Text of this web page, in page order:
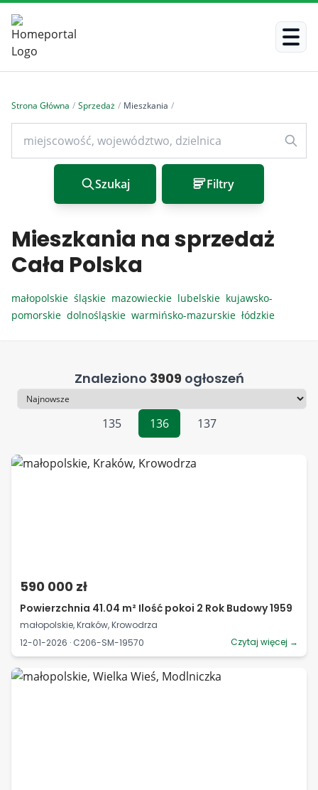
Strona Główna / Sprzedaż / Mieszkania /
Szukaj Filtry
Mieszkania na sprzedaż
Cała Polska
małopolskie śląskie mazowieckie lubelskie kujawsko-
pomorskie dolnośląskie warmińsko-mazurskie łódzkie
Znaleziono 3909 ogłoszeń
Sortowanie
135
136 137
590 000 zł
Powierzchnia 41.04 m² Ilość pokoi 2 Rok Budowy 1959
małopolskie, Kraków, Krowodrza
12-01-2026 · C206-SM-19570
Czytaj więcej →